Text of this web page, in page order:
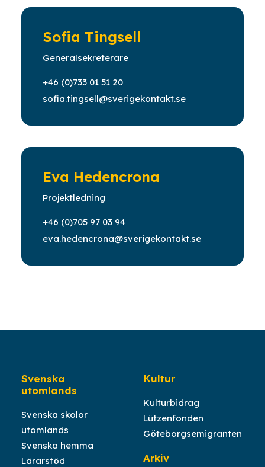
Sofia Tingsell
Generalsekreterare
+46 (0)733 01 51 20
sofia.tingsell@sverigekontakt.se
Eva Hedencrona
Projektledning
+46 (0)705 97 03 94
eva.hedencrona@sverigekontakt.se
Svenska
utomlands
Svenska skolor
utomlands
Svenska hemma
Lärarstöd
Kultur
Kulturbidrag
Lützenfonden
Göteborgsemigranten
Arkiv